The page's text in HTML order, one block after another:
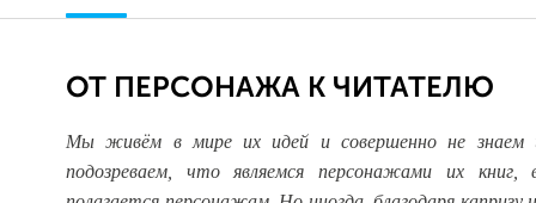
ОТ ПЕРСОНАЖА К ЧИТАТЕЛЮ
Мы живём в мире их идей и совершенно не
подозреваем, что являемся персонажами их